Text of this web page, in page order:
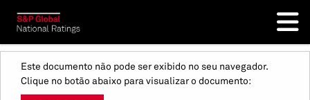
Este documento não pode ser exibido no seu navegador.
Clique no botão abaixo para visualizar o documento: